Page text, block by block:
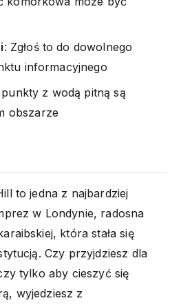
: Zgłoś to do dowolnego
informacyjnego
z wodą pitną są
obszarze
to jedna z najbardziej
w Londynie, radosna
która stała się
Czy przyjdziesz dla
tylko aby cieszyć się
wyjedziesz z